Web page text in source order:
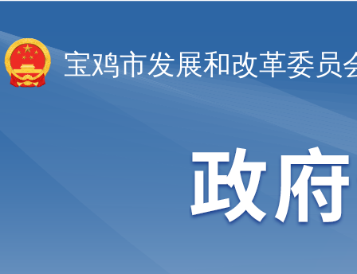
宝鸡市发展和改革委员